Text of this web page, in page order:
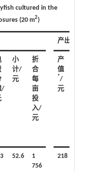
cultured in the
(20 m2)
产出
/
小
计/
元
折
合
每
亩
投
入/
元
产
值
*/
元
52.6
1
756
218